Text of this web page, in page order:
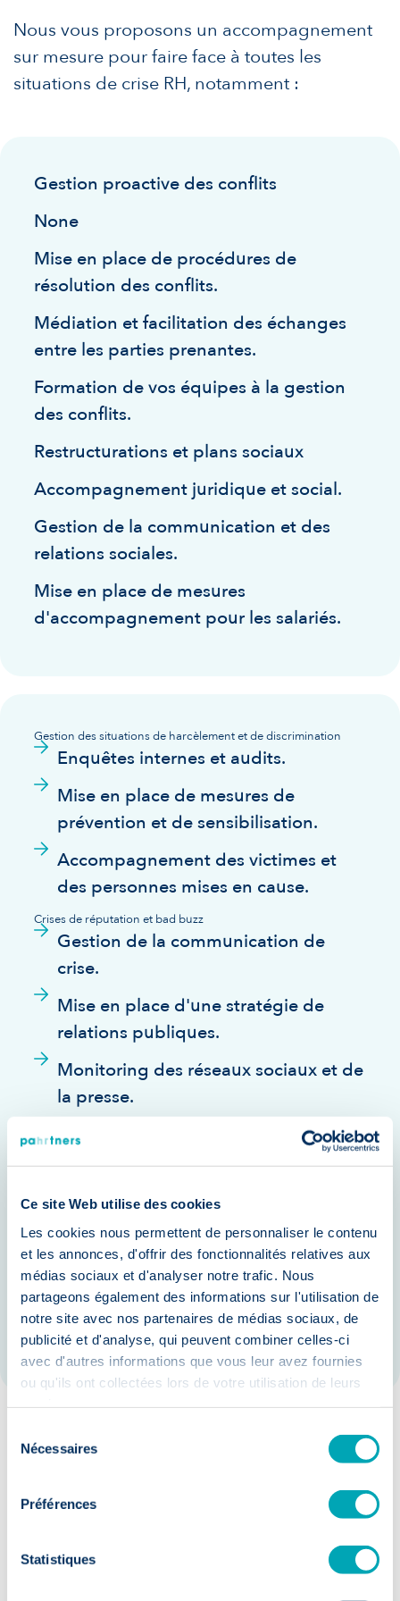
Ce site Web utilise des cookies
Les cookies nous permettent de personnaliser le contenu
et les annonces, d'offrir des fonctionnalités relatives aux
médias sociaux et d'analyser notre trafic. Nous
partageons également des informations sur l'utilisation de
notre site avec nos partenaires de médias sociaux, de
publicité et d'analyse, qui peuvent combiner celles-ci
avec d'autres informations que vous leur avez fournies
ou qu'ils ont collectées lors de votre utilisation de leurs
Nécessaires
Préférences
Statistiques
Nous vous proposons un accompagnement
sur mesure pour faire face à toutes les
situations de crise RH, notamment :
Gestion proactive des conflits
None
Mise en place de procédures de
résolution des conflits.
Médiation et facilitation des échanges
entre les parties prenantes.
Formation de vos équipes à la gestion
des conflits.
Restructurations et plans sociaux
Accompagnement juridique et social.
Gestion de la communication et des
relations sociales.
Mise en place de mesures
d'accompagnement pour les salariés.
Gestion des situations de harcèlement et de discrimination
Enquêtes internes et audits.
Mise en place de mesures de
prévention et de sensibilisation.
Accompagnement des victimes et
des personnes mises en cause.
Crises de réputation et bad buzz
Gestion de la communication de
crise.
Mise en place d'une stratégie de
relations publiques.
Monitoring des réseaux sociaux et de
la presse.
Analyse des causes de l'absentéisme
Mise en place de plans d'action pour
améliorer l'engagement des salariés.
Optimisation de la politique de
rémunération et des avantages
sociaux.
Nos garanties :